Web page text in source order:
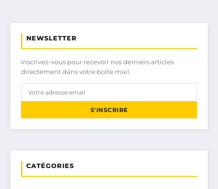
NEWSLETTER
Inscrivez-vous pour recevoir nos derniers articles
directement dans votre boîte mail.
S'INSCRIRE
CATÉGORIES